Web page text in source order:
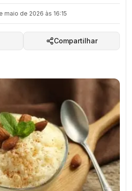
maio de 2026 às 16:15
Compartilhar